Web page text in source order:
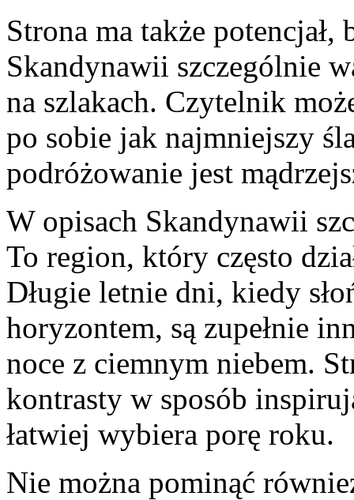
Strona ma także
Skandynawii szczególnie
na szlakach. Czytelnik
po sobie jak najmniejszy
podróżowanie jest
W opisach Skandynawii
To region, który często
Długie letnie dni, kiedy
horyzontem, są zupełnie
noce z ciemnym niebem.
kontrasty w sposób
łatwiej wybiera porę roku.
Nie można pominąć